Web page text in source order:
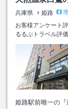
兵庫県 姫路
お客様アンケート
るるぶトラベル評価
姫路駅前唯一の『